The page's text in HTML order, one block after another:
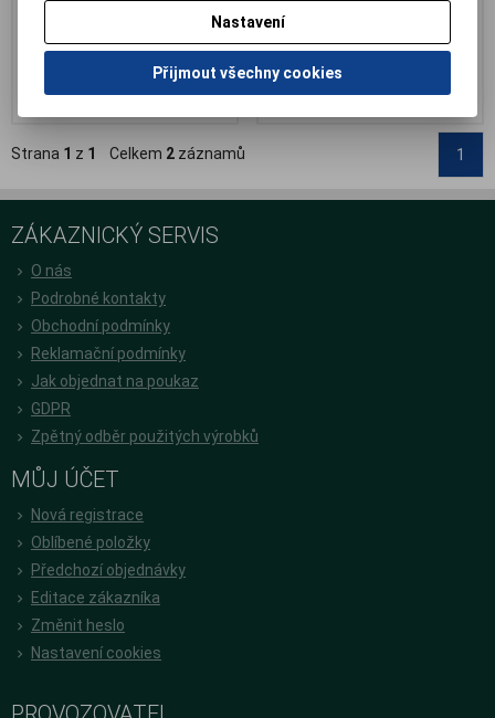
prsty, na vbočen...
550 Kč
Přidat do košíku
prsty, na vbočen...
590 Kč
Přidat do košíku
Strana 1 z 1 Celkem 2 záznamů 1
ZÁKAZNICKÝ SERVIS
O nás
Podrobné kontakty
Obchodní podmínky
Reklamační podmínky
Jak objednat na poukaz
GDPR
Zpětný odběr použitých výrobků
MŮJ ÚČET
Nová registrace
Oblíbené položky
Předchozí objednávky
Editace zákazníka
Změnit heslo
Nastavení cookies
Nastavení
Přijmout všechny cookies